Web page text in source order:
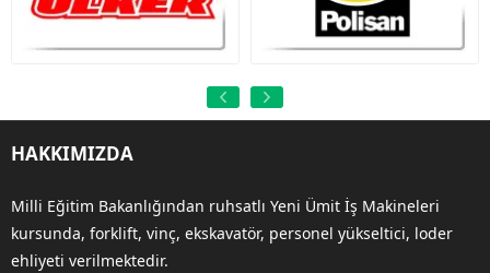
HAKKIMIZDA
Milli Eğitim Bakanlığından ruhsatlı Yeni Ümit İş Makineleri
kursunda, forklift, vinç, ekskavatör, personel yükseltici, loder
ehliyeti verilmektedir.